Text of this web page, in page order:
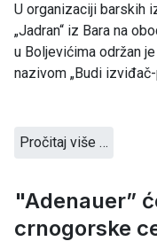
U organizaciji barskih
„Jadran“ iz Bara na
u Boljevićima održan
nazivom „Budi
Pročitaj više …
"Adenauer”
crnogorske